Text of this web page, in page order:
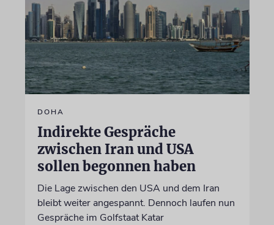
DOHA
Indirekte Gespräche
zwischen Iran und USA
sollen begonnen haben
Die Lage zwischen den USA und dem Iran
bleibt weiter angespannt. Dennoch laufen nun
Gespräche im Golfstaat Katar